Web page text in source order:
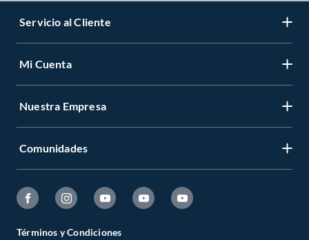
Servicio al Cliente
Mi Cuenta
Nuestra Empresa
Comunidades
Términos y Condiciones